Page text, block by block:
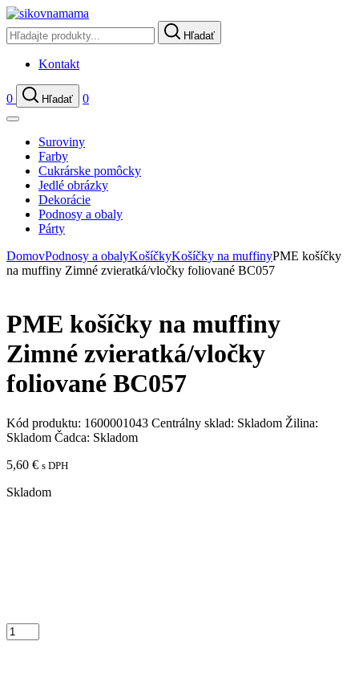
Hľadať
Kontakt
0 Hľadať 0
Suroviny
Farby
Cukrárske pomôcky
Jedlé obrázky
Dekorácie
Podnosy a obaly
Párty
DomovPodnosy a obalyKošíčkyKošíčky na muffinyPME košíčky
na muffiny Zimné zvieratká/vločky foliované BC057
PME košíčky na muffiny
Zimné zvieratká/vločky
foliované BC057
Kód produktu: 1600001043 Centrálny sklad: Skladom Žilina:
Skladom Čadca: Skladom
5,60 € s DPH
Skladom